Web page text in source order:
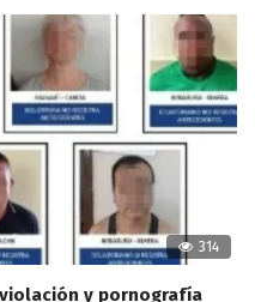
314
y pornografía